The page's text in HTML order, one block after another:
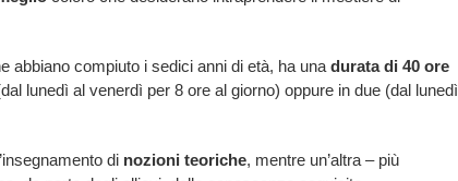
abbiano compiuto i sedici anni di età, ha una durata di 40 ore
lunedì al venerdì per 8 ore al giorno) oppure in due (dal lunedì
di nozioni teoriche, mentre un’altra – più